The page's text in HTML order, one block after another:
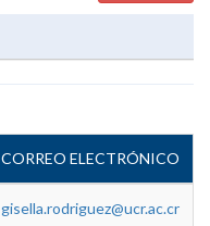
CORREO ELECTRÓNICO
gisella.rodriguez@ucr.ac.cr